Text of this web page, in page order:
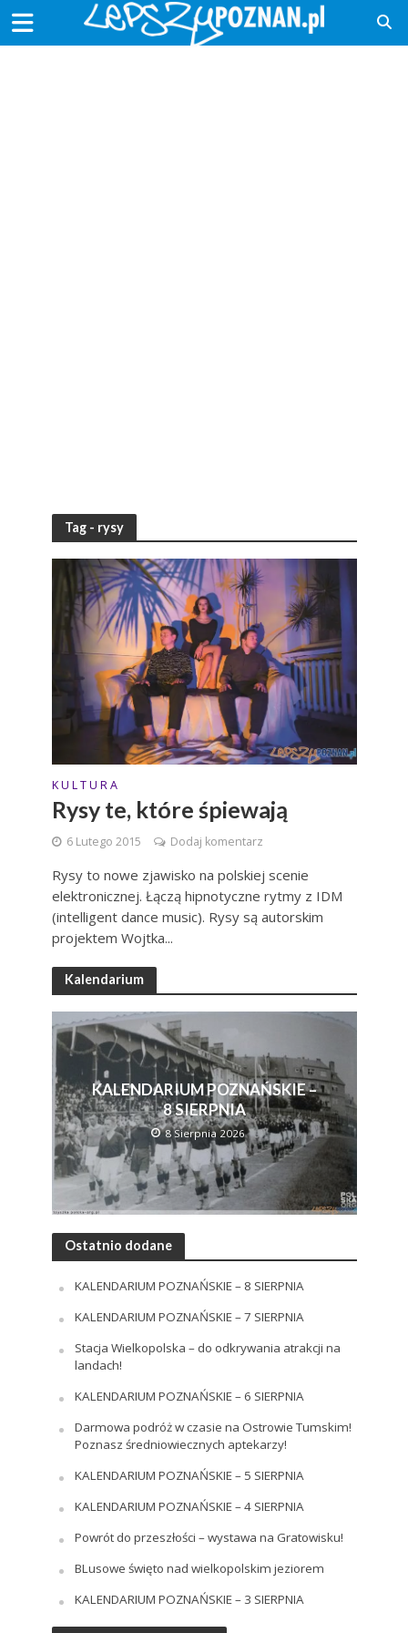
Tag - rysy
K U L T U R A
Rysy te, które śpiewają
6 Lutego 2015 Dodaj komentarz
Rysy to nowe zjawisko na polskiej scenie
elektronicznej. Łączą hipnotyczne rytmy z IDM
(intelligent dance music). Rysy są autorskim
projektem Wojtka...
Kalendarium
KALENDARIUM POZNAŃSKIE –
8 SIERPNIA
8 Sierpnia 2026
Ostatnio dodane
KALENDARIUM POZNAŃSKIE – 8 SIERPNIA
KALENDARIUM POZNAŃSKIE – 7 SIERPNIA
Stacja Wielkopolska – do odkrywania atrakcji na
landach!
KALENDARIUM POZNAŃSKIE – 6 SIERPNIA
Darmowa podróż w czasie na Ostrowie Tumskim!
Poznasz średniowiecznych aptekarzy!
KALENDARIUM POZNAŃSKIE – 5 SIERPNIA
KALENDARIUM POZNAŃSKIE – 4 SIERPNIA
Powrót do przeszłości – wystawa na Gratowisku!
BLusowe święto nad wielkopolskim jeziorem
KALENDARIUM POZNAŃSKIE – 3 SIERPNIA